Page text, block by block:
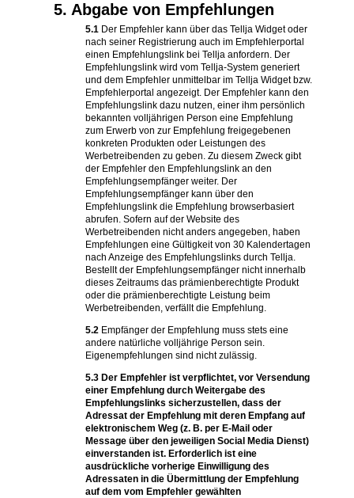
5. Abgabe von Empfehlungen
5.1 Der Empfehler kann über das Tellja Widget oder
nach seiner Registrierung auch im Empfehlerportal
einen Empfehlungslink bei Tellja anfordern. Der
Empfehlungslink wird vom Tellja-System generiert
und dem Empfehler unmittelbar im Tellja Widget bzw.
Empfehlerportal angezeigt. Der Empfehler kann den
Empfehlungslink dazu nutzen, einer ihm persönlich
bekannten volljährigen Person eine Empfehlung
zum Erwerb von zur Empfehlung freigegebenen
konkreten Produkten oder Leistungen des
Werbetreibenden zu geben. Zu diesem Zweck gibt
der Empfehler den Empfehlungslink an den
Empfehlungsempfänger weiter. Der
Empfehlungsempfänger kann über den
Empfehlungslink die Empfehlung browserbasiert
abrufen. Sofern auf der Website des
Werbetreibenden nicht anders angegeben, haben
Empfehlungen eine Gültigkeit von 30 Kalendertagen
nach Anzeige des Empfehlungslinks durch Tellja.
Bestellt der Empfehlungsempfänger nicht innerhalb
dieses Zeitraums das prämienberechtigte Produkt
oder die prämienberechtigte Leistung beim
Werbetreibenden, verfällt die Empfehlung.
5.2 Empfänger der Empfehlung muss stets eine
andere natürliche volljährige Person sein.
Eigenempfehlungen sind nicht zulässig.
5.3 Der Empfehler ist verpflichtet, vor Versendung
einer Empfehlung durch Weitergabe des
Empfehlungslinks sicherzustellen, dass der
Adressat der Empfehlung mit deren Empfang auf
elektronischem Weg (z. B. per E-Mail oder
Message über den jeweiligen Social Media Dienst)
einverstanden ist. Erforderlich ist eine
ausdrückliche vorherige Einwilligung des
Adressaten in die Übermittlung der Empfehlung
auf dem vom Empfehler gewählten